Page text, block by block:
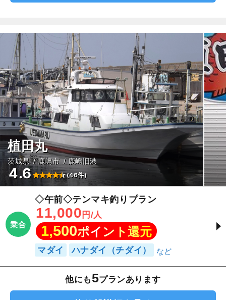
植田丸
茨城県 鹿嶋市 鹿嶋旧港
4.6 (46件)
乗合
◇午前◇テンマキ釣りプラン
11,000 円/人
1,500ポイント還元
マダイ ハナダイ（チダイ）
他にも5プランあります